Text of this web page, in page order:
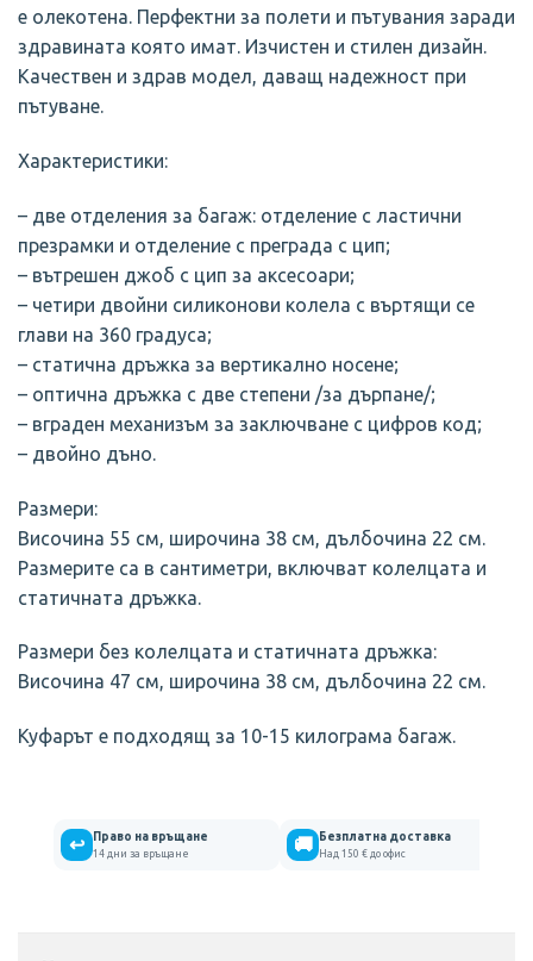
е олекотена. Перфектни за полети и пътувания заради
здравината която имат. Изчистен и стилен дизайн.
Качествен и здрав модел, даващ надежност при
пътуване.
Характеристики:
– две отделения за багаж: отделение с ластични
презрамки и отделение с преграда с цип;
– вътрешен джоб с цип за аксесоари;
– четири двойни силиконови колела с въртящи се
глави на 360 градуса;
– статична дръжка за вертикално носене;
– оптична дръжка с две степени /за дърпане/;
– вграден механизъм за заключване с цифров код;
– двойно дъно.
Размери:
Височина 55 см, широчина 38 см, дълбочина 22 см.
Размерите са в сантиметри, включват колелцата и
статичната дръжка.
Размери без колелцата и статичната дръжка:
Височина 47 см, широчина 38 см, дълбочина 22 см.
Куфарът е подходящ за 10-15 килограма багаж.
↩ Право на връщане
14 дни за връщане 🚚 Безплатна доставка
Над 150 € до офис